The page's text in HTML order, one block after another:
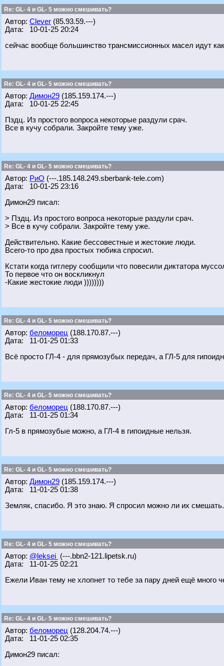
Re: GL- 4 и GL- 5 можно смешивать?
Автор: Clever (85.93.59.---)
Дата: 10-01-25 20:24
сейчас вообще большинство трансмиссионных масел идут
Re: GL- 4 и GL- 5 можно смешивать?
Автор: Димон29 (185.159.174.---)
Дата: 10-01-25 22:45
Пздц. Из простого вопроса некоторые раздули срач.
Все в кучу собрали. Закройте тему уже.
Re: GL- 4 и GL- 5 можно смешивать?
Автор: РиО (---.185.148.249.sberbank-tele.com)
Дата: 10-01-25 23:16
Димон29 писал:
> Пздц. Из простого вопроса некоторые раздули срач.
> Все в кучу собрали. Закройте тему уже.
Действительно. Какие бессовестные и жестокие люди.
Всего-то про два простых тюбика спросил.
Кстати когда гитлеру сообщили что повесили диктатора
То первое что он воскликнул
-Какие жестокие люди ))))))))
Re: GL- 4 и GL- 5 можно смешивать?
Автор: беломорец (188.170.87.---)
Дата: 11-01-25 01:33
Всё просто ГЛ-4 - для прямозубых передач, а ГЛ-5 для
Re: GL- 4 и GL- 5 можно смешивать?
Автор: беломорец (188.170.87.---)
Дата: 11-01-25 01:34
Гл-5 в прямозубые можно, а ГЛ-4 в гипоидные нельзя.
Re: GL- 4 и GL- 5 можно смешивать?
Автор: Димон29 (185.159.174.---)
Дата: 11-01-25 01:38
Земляк, спасибо. Я это знаю. Я спросил можно ли их
Re: GL- 4 и GL- 5 можно смешивать?
Автор: @leksei (---.bbn2-121.lipetsk.ru)
Дата: 11-01-25 02:21
Ежели Иван тему не хлопнет то тебе за пару дней ещё много
Re: GL- 4 и GL- 5 можно смешивать?
Автор: беломорец (128.204.74.---)
Дата: 11-01-25 02:35
Димон29 писал: